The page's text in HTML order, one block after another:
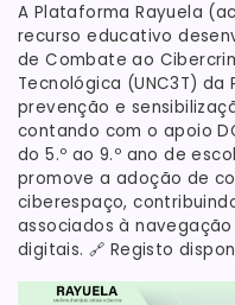
A Plataforma Rayuela
recurso educativo
de Combate ao
Tecnológica (UNC3T)
prevenção e
contando com o apoio
do 5.º ao 9.º ano de
promove a adoção de
ciberespaço,
associados à
digitais. 🔗 Registo